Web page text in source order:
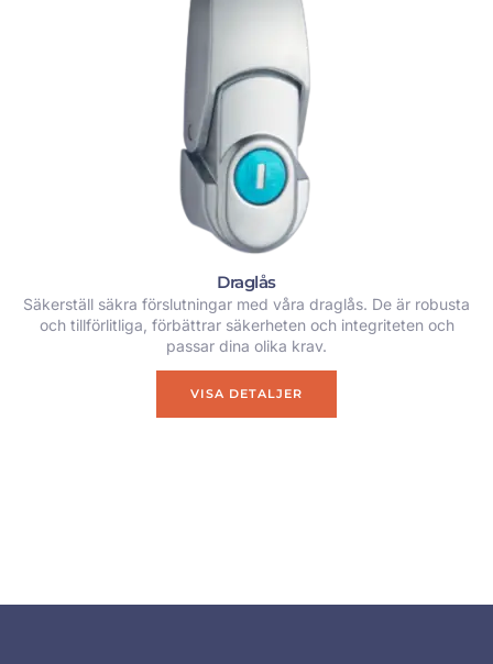
Draglås
Säkerställ säkra förslutningar med våra draglås. De är robusta
och tillförlitliga, förbättrar säkerheten och integriteten och
passar dina olika krav.
VISA DETALJER